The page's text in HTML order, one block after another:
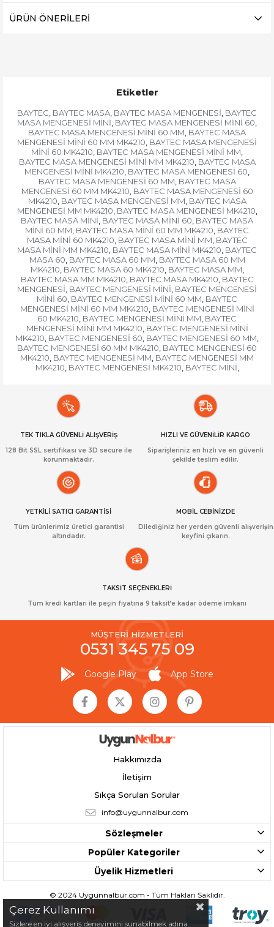
ÜRÜN ÖNERILERI
Etiketler
BAYTEC, BAYTEC MASA, BAYTEC MASA MENGENESİ, BAYTEC
MASA MENGENESİ MİNİ, BAYTEC MASA MENGENESİ MİNİ 60,
BAYTEC MASA MENGENESİ MİNİ 60 MM, BAYTEC MASA
MENGENESİ MİNİ 60 MM MK4210, BAYTEC MASA MENGENESİ
MİNİ 60 MK4210, BAYTEC MASA MENGENESİ MİNİ MM,
BAYTEC MASA MENGENESİ MİNİ MM MK4210, BAYTEC MASA
MENGENESİ MİNİ MK4210, BAYTEC MASA MENGENESİ 60,
BAYTEC MASA MENGENESİ 60 MM, BAYTEC MASA
MENGENESİ 60 MM MK4210, BAYTEC MASA MENGENESİ 60
MK4210, BAYTEC MASA MENGENESİ MM, BAYTEC MASA
MENGENESİ MM MK4210, BAYTEC MASA MENGENESİ MK4210,
BAYTEC MASA MİNİ, BAYTEC MASA MİNİ 60, BAYTEC MASA
MİNİ 60 MM, BAYTEC MASA MİNİ 60 MM MK4210, BAYTEC
MASA MİNİ 60 MK4210, BAYTEC MASA MİNİ MM, BAYTEC
MASA MİNİ MM MK4210, BAYTEC MASA MİNİ MK4210, BAYTEC
MASA 60, BAYTEC MASA 60 MM, BAYTEC MASA 60 MM
MK4210, BAYTEC MASA 60 MK4210, BAYTEC MASA MM,
BAYTEC MASA MM MK4210, BAYTEC MASA MK4210, BAYTEC
MENGENESİ, BAYTEC MENGENESİ MİNİ, BAYTEC MENGENESİ
MİNİ 60, BAYTEC MENGENESİ MİNİ 60 MM, BAYTEC
MENGENESİ MİNİ 60 MM MK4210, BAYTEC MENGENESİ MİNİ
60 MK4210, BAYTEC MENGENESİ MİNİ MM, BAYTEC
MENGENESİ MİNİ MM MK4210, BAYTEC MENGENESİ MİNİ
MK4210, BAYTEC MENGENESİ 60, BAYTEC MENGENESİ 60 MM,
BAYTEC MENGENESİ 60 MM MK4210, BAYTEC MENGENESİ 60
MK4210, BAYTEC MENGENESİ MM, BAYTEC MENGENESİ MM
MK4210, BAYTEC MENGENESİ MK4210, BAYTEC MİNİ,
TEK TIKLA GÜVENLİ ALIŞVERİŞ
128 Bit SSL sertifikası ve 3D secure ile
korunmaktadır.
HIZLI VE GÜVENİLİR KARGO
Siparişleriniz en hızlı ve en güvenli
şekilde teslim edilir.
YETKİLİ SATICI GARANTİSİ
Tüm ürünlerimiz üretici garantisi
altındadır.
MOBİL CEBİNİZDE
Dilediğiniz her yerden güvenli alışverişin
keyfini çıkarın.
TAKSİT SEÇENEKLERİ
Tüm kredi kartları ile peşin fiyatına 9 taksit’e kadar ödeme imkanı
MÜŞTERİ HİZMETLERİ
0531 345 75 09
Google Play App Store
Hakkımızda
İletişim
Sıkça Sorulan Sorular
info@uygunnalbur.com
Sözleşmeler
Popüler Kategoriler
Üyelik Hizmetleri
© 2024 Uygunnalbur.com - Tüm Hakları Saklıdır.
Çerez Kullanımı
Sizlere en iyi alışveriş deneyimini sunabilmek adına